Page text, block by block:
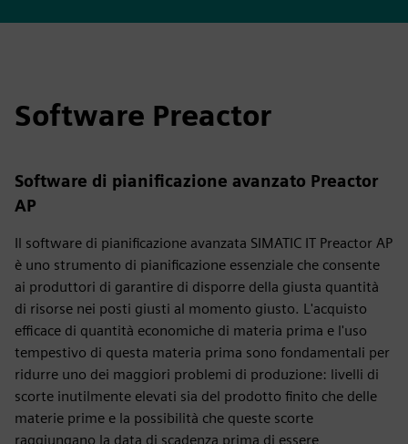
Software Preactor
Software di pianificazione avanzato Preactor
AP
Il software di pianificazione avanzata SIMATIC IT Preactor AP
è uno strumento di pianificazione essenziale che consente
ai produttori di garantire di disporre della giusta quantità
di risorse nei posti giusti al momento giusto. L'acquisto
efficace di quantità economiche di materia prima e l'uso
tempestivo di questa materia prima sono fondamentali per
ridurre uno dei maggiori problemi di produzione: livelli di
scorte inutilmente elevati sia del prodotto finito che delle
materie prime e la possibilità che queste scorte
raggiungano la data di scadenza prima di essere